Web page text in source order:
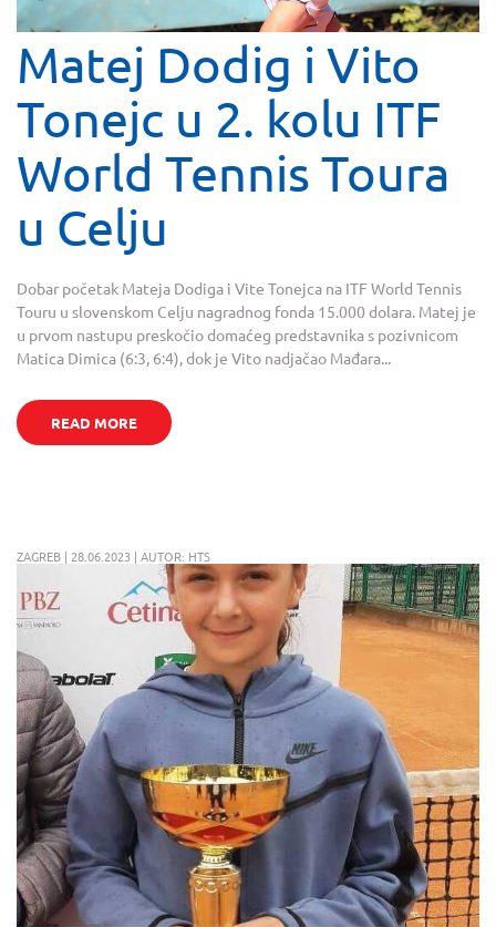
Matej Dodig i Vito
Tonejc u 2. kolu ITF
World Tennis Toura
u Celju
Dobar početak Mateja Dodiga i Vite Tonejca na ITF World Tennis
Touru u slovenskom Celju nagradnog fonda 15.000 dolara. Matej je
u prvom nastupu preskočio domaćeg predstavnika s pozivnicom
Matica Dimica (6:3, 6:4), dok je Vito nadjačao Mađara...
READ MORE
ZAGREB | 28.06.2023 | AUTOR: HTS